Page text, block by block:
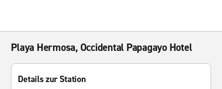
Playa Hermosa, Occidental Papagayo Hotel
Details zur Station